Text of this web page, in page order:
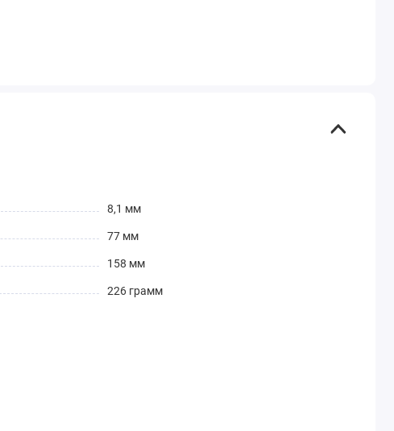
8,1 мм
77 мм
158 мм
226 грамм